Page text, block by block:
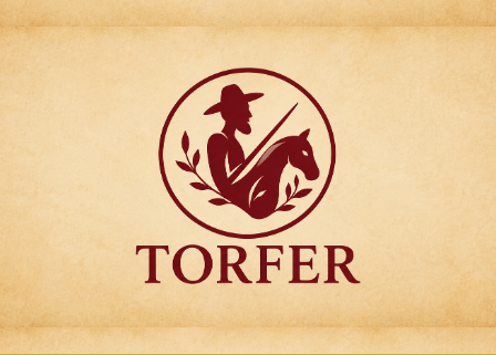
Articulos para
Regalo Torfer.